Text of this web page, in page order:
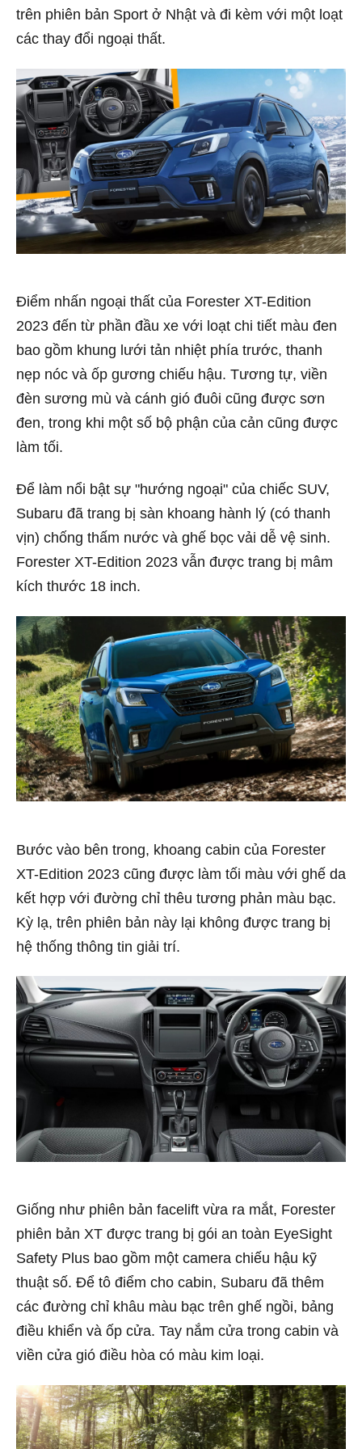
trên phiên bản Sport ở Nhật và đi kèm với một loạt
các thay đổi ngoại thất.
Điểm nhấn ngoại thất của Forester XT-Edition
2023 đến từ phần đầu xe với loạt chi tiết màu đen
bao gồm khung lưới tản nhiệt phía trước, thanh
nẹp nóc và ốp gương chiếu hậu. Tương tự, viền
đèn sương mù và cánh gió đuôi cũng được sơn
đen, trong khi một số bộ phận của cản cũng được
làm tối.
Để làm nổi bật sự "hướng ngoại" của chiếc SUV,
Subaru đã trang bị sàn khoang hành lý (có thanh
vịn) chống thấm nước và ghế bọc vải dễ vệ sinh.
Forester XT-Edition 2023 vẫn được trang bị mâm
kích thước 18 inch.
Bước vào bên trong, khoang cabin của Forester
XT-Edition 2023 cũng được làm tối màu với ghế da
kết hợp với đường chỉ thêu tương phản màu bạc.
Kỳ lạ, trên phiên bản này lại không được trang bị
hệ thống thông tin giải trí.
Giống như phiên bản facelift vừa ra mắt, Forester
phiên bản XT được trang bị gói an toàn EyeSight
Safety Plus bao gồm một camera chiếu hậu kỹ
thuật số. Để tô điểm cho cabin, Subaru đã thêm
các đường chỉ khâu màu bạc trên ghế ngồi, bảng
điều khiển và ốp cửa. Tay nắm cửa trong cabin và
viền cửa gió điều hòa có màu kim loại.